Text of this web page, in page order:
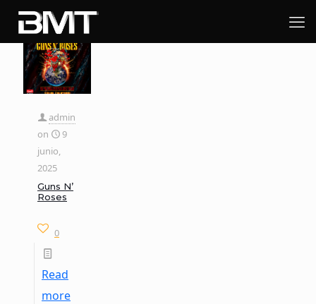
admin
on
9
junio,
2025
Guns N’
Roses
0
Read
more